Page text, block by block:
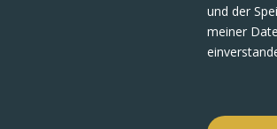
und der
meiner